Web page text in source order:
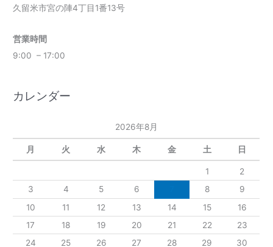
久留米市宮の陣4丁目1番13号
営業時間
9:00 – 17:00
カレンダー
2026年8月
月 火 水 木 金 土 日
1
2
3
4 5 6 8
9
10
11 12 13 14 15
16
17
18 19 20 21 22
23
24
25 26 27 28 29 30